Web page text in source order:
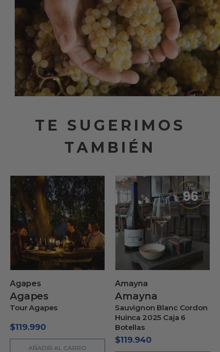
TE SUGERIMOS
TAMBIÉN
Agapes
Agapes
Tour Agapes
$119.990
AÑADIR AL CARRO
Amayna
Amayna
Sauvignon Blanc Cordon
Huinca 2025 Caja 6
Botellas
$119.940